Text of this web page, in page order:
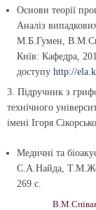
Основи теорії
Аналіз
М.Б.Гумен,
Київ: Кафедра,
доступу http://
3. Підручник з
технічного
імені Ігоря
Медичні та
С.А.Найда,
269 с.